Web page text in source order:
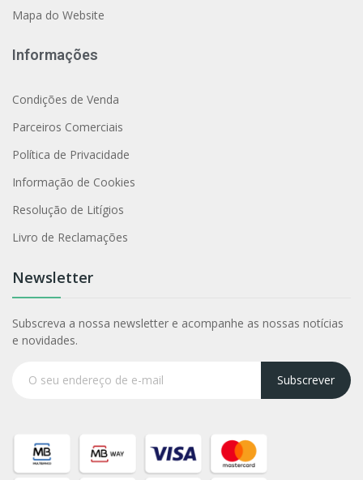
Mapa do Website
Informações
Condições de Venda
Parceiros Comerciais
Política de Privacidade
Informação de Cookies
Resolução de Litígios
Livro de Reclamações
Newsletter
Subscreva a nossa newsletter e acompanhe as nossas notícias
e novidades.
Subscrever